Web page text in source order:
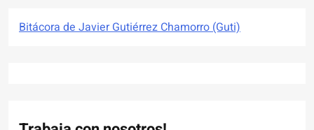
Bitácora de Javier Gutiérrez Chamorro (Guti)